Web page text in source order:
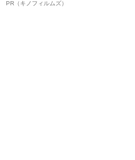
ルインタビュー“観客を魅了した
PR（キノフィルムズ）